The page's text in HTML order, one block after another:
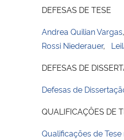
DEFESAS DE TESE
Andrea Quilian Vargas,
Rossi Niederauer,
DEFESAS DE
Defesas de
QUALIFICAÇÔES DE
Qualificações de